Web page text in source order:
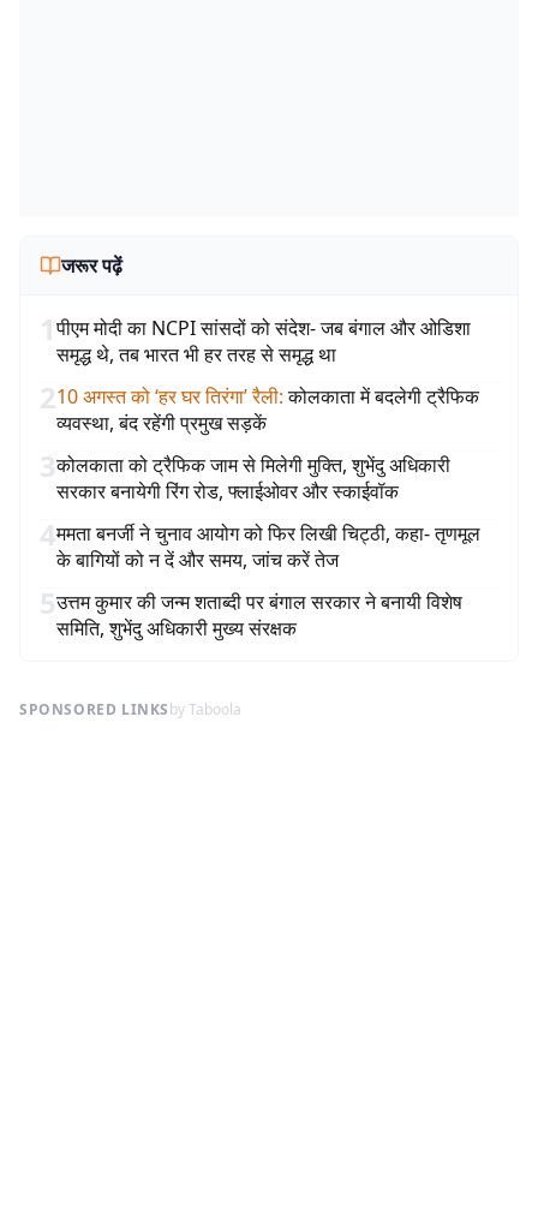
जरूर पढ़ें
1पीएम मोदी का NCPI सांसदों को संदेश- जब बंगाल और ओडिशा
समृद्ध थे, तब भारत भी हर तरह से समृद्ध था
210 अगस्त को ‘हर घर तिरंगा’ रैली: कोलकाता में बदलेगी ट्रैफिक
व्यवस्था, बंद रहेंगी प्रमुख सड़कें
3कोलकाता को ट्रैफिक जाम से मिलेगी मुक्ति, शुभेंदु अधिकारी
सरकार बनायेगी रिंग रोड, फ्लाईओवर और स्काईवॉक
4ममता बनर्जी ने चुनाव आयोग को फिर लिखी चिट्ठी, कहा- तृणमूल
के बागियों को न दें और समय, जांच करें तेज
5उत्तम कुमार की जन्म शताब्दी पर बंगाल सरकार ने बनायी विशेष
समिति, शुभेंदु अधिकारी मुख्य संरक्षक
SPONSORED LINKSby Taboola